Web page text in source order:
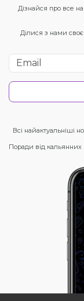
Дізнайся про все
Ділися з нами
Всі найактуальніші
Поради від